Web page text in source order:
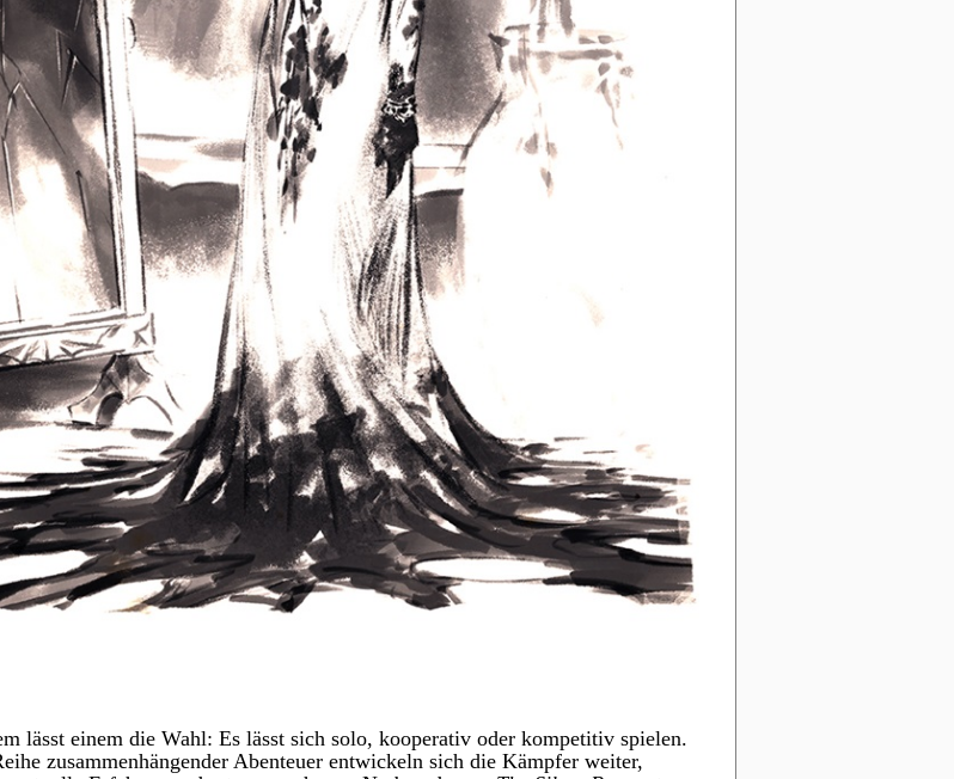
lässt einem die Wahl: Es lässt sich solo, kooperativ oder kompetitiv spielen.
zusammenhängender Abenteuer entwickeln sich die Kämpfer weiter,